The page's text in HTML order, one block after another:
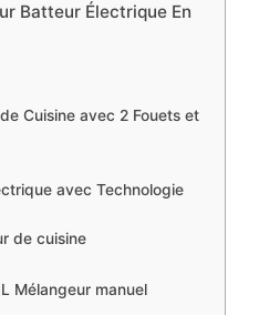
Batteur Électrique En
Cuisine avec 2 Fouets et
avec Technologie
de cuisine
Mélangeur manuel